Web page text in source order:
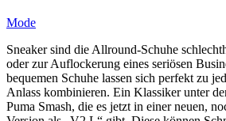
Mode
Sneaker sind die Allround-Schuhe
oder zur Auflockerung eines seriösen
bequemen Schuhe lassen sich perfekt zu
Anlass kombinieren. Ein Klassiker unter
Puma Smash, die es jetzt in einer neuen,